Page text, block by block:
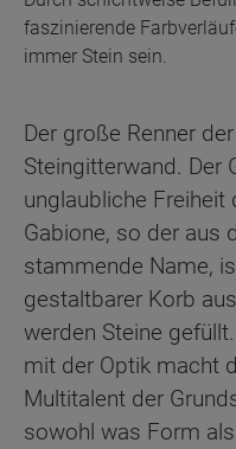
faszinierende
immer Stein sein.
Der große Renner
Steingitterwand. Der
unglaubliche Freiheit
Gabione, so der aus
stammende Name,
gestaltbarer Korb
werden Steine
mit der Optik macht
Multitalent der
sowohl was Form